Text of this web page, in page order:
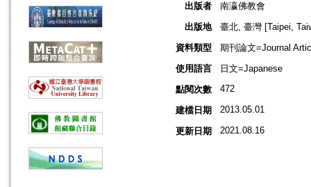
出版者
南瀛佛教會
出版地
臺北, 臺灣 [Taipei,
資料類型
期刊論文=Journal
使用語言
日文=Japanese
點閱次數
472
建檔日期 2013.05.01
更新日期 2021.08.16